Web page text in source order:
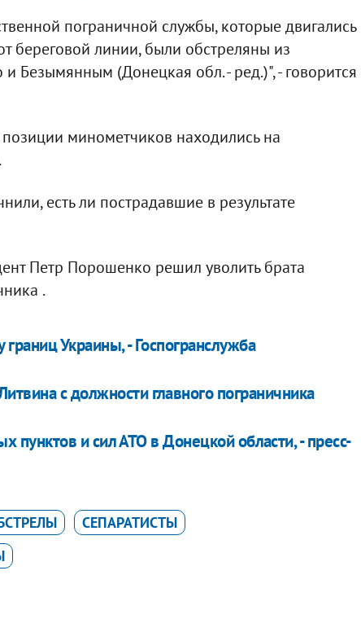
пограничной службы, которые двигались
береговой линии, были обстреляны из
Безымянным (Донецкая обл. - ред.)", - говорится
минометчиков находились на
есть ли пострадавшие в результате
Петр Порошенко решил уволить брата
.
Украины, - Госпогранслужба
с должности главного пограничника
пунктов и сил АТО в Донецкой области, - пресс-
СЕПАРАТИСТЫ